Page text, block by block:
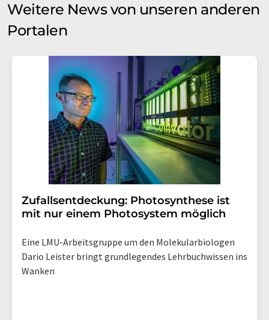
Weitere News von unseren anderen
Portalen
Zufallsentdeckung: Photosynthese ist
mit nur einem Photosystem möglich
Eine LMU-Arbeitsgruppe um den Molekularbiologen
Dario Leister bringt grundlegendes Lehrbuchwissen ins
Wanken